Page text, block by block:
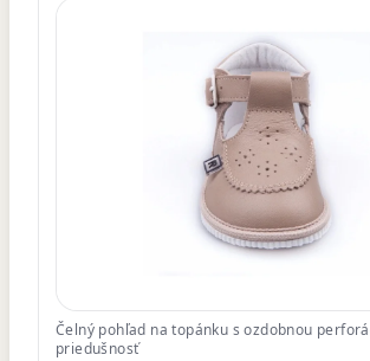
Čelný pohľad na topánku s ozdobnou
priedušnosť